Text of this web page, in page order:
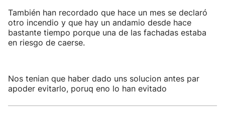
También han recordado que hace un mes se declaró
otro incendio y que hay un andamio desde hace
bastante tiempo porque una de las fachadas estaba
en riesgo de caerse.
Nos tenian que haber dado uns solucion antes par
apoder evitarlo, poruq eno lo han evitado